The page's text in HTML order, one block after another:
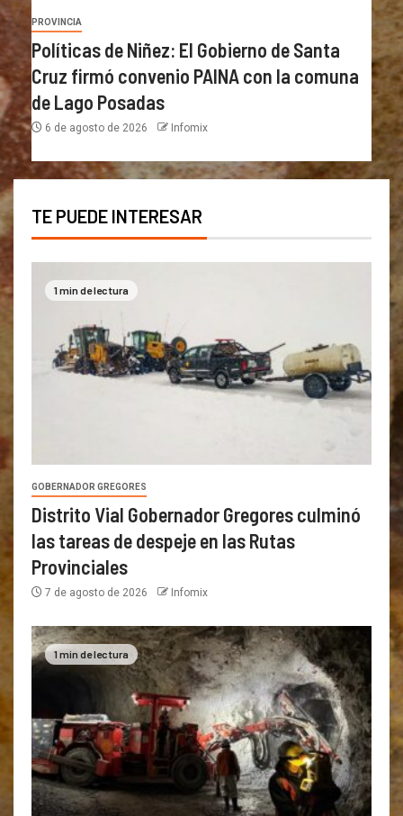
PROVINCIA
Políticas de Niñez: El Gobierno de Santa
Cruz firmó convenio PAINA con la comuna
de Lago Posadas
6 de agosto de 2026 Infomix
TE PUEDE INTERESAR
1 min de lectura
GOBERNADOR GREGORES
Distrito Vial Gobernador Gregores culminó
las tareas de despeje en las Rutas
Provinciales
7 de agosto de 2026 Infomix
1 min de lectura